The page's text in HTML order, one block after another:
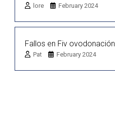
lore February 2024
Fallos en Fiv ovodonación
Pat February 2024